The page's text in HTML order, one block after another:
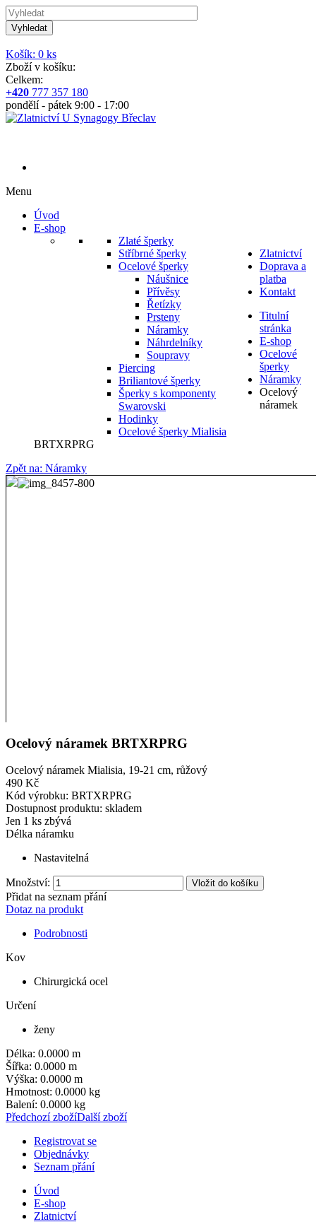
Vyhledat
Košík: 0 ks
Zboží v košíku:
Celkem:
+420 777 357 180
pondělí - pátek 9:00 - 17:00
Menu
Úvod
E-shop
Zlaté šperky
Stříbrné šperky
Ocelové šperky
Náušnice
Přívěsy
Řetízky
Prsteny
Náramky
Náhrdelníky
Soupravy
Piercing
Briliantové šperky
Šperky s komponenty
Swarovski
Hodinky
Ocelové šperky Mialisia
Zlatnictví
Doprava a
platba
Kontakt
Titulní
stránka
E-shop
Ocelové
šperky
Náramky
Ocelový
náramek
BRTXRPRG
Zpět na: Náramky
Ocelový náramek BRTXRPRG
Ocelový náramek Mialisia, 19-21 cm, růžový
490 Kč
Kód výrobku: BRTXRPRG
Dostupnost produktu: skladem
Jen 1 ks zbývá
Délka náramku
Nastavitelná
Množství: Vložit do košíku
Přidat na seznam přání
Dotaz na produkt
Podrobnosti
Kov
Chirurgická ocel
Určení
ženy
Délka: 0.0000 m
Šířka: 0.0000 m
Výška: 0.0000 m
Hmotnost: 0.0000 kg
Balení: 0.0000 kg
Předchozí zbožíDalší zboží
Registrovat se
Objednávky
Seznam přání
Úvod
E-shop
Zlatnictví